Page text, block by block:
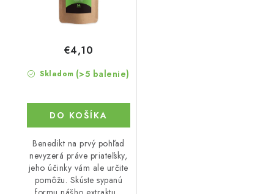
Skladom (>5 balenie)
€4,10
DO KOŠÍKA
Benedikt na prvý pohľad
nevyzerá práve priateľsky,
jeho účinky vám ale určite
pomôžu. Skúste sypanú